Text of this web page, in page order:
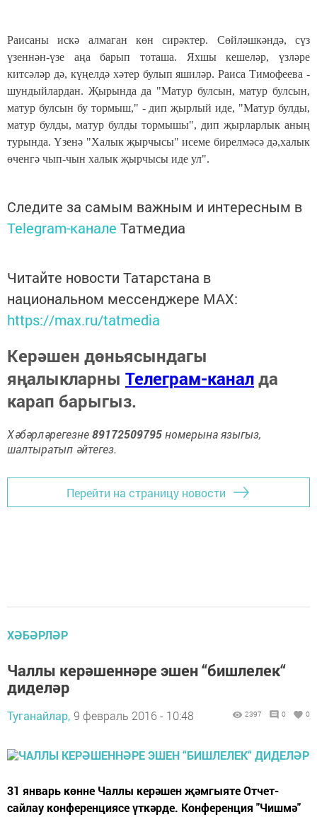
Раисаны искә алмаган көн сирәктер. Сөйләшкәндә, сүз
үзеннән-үзе аңа барып тоташа. Яхшы кешеләр, үзләре
китсәләр дә, күңелдә хәтер булып яшиләр. Раиса Тимофеева -
шундыйлардан. Җырында да "Матур булсын, матур булсын,
матур булсын бу тормыш," - дип җырлый иде, "Матур булды,
матур булды, матур булды тормышы", дип җырларлык аның
турында. Үзенә "Халык җырчысы" исеме бирелмәсә дә,халык
өченгә чып-чын халык җырчысы иде ул".
Следите за самым важным и интересным в
Telegram-канале Татмедиа
Читайте новости Татарстана в
национальном мессенджере MАХ:
https://max.ru/tatmedia
Керәшен дөньясындагы
яңалыкларны Телеграм-каналда
карап барыгыз.
Хәбәрләрегезне89172509795номерына языгыз,
шалтыратып әйтегез.
Перейти на страницу новости
ХӘБӘРЛӘР
Чаллы керәшеннәре эшен “бишлелек“
диделәр
Туганайлар, 9 февраль 2016 - 10:48 2397 0 0
31 январь көнне Чаллы керәшен җәмгыяте Отчет-
сайлау конференциясе үткәрде. Конференция "Чишмә"